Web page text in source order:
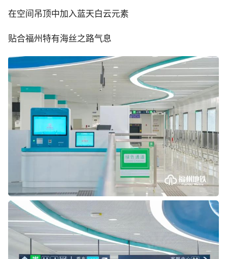
在空间吊顶中加入蓝天白云元素
贴合福州特有海丝之路气息